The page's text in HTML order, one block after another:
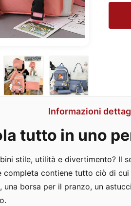
Informazioni
tutto in uno
stile, utilità e divertimento? Il
completa contiene tutto ciò di
borsa per il pranzo, un